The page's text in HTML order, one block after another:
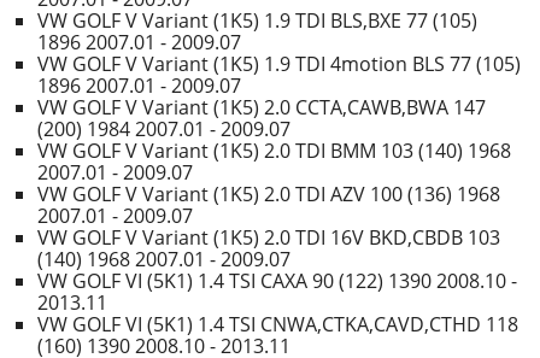
VW GOLF V Variant (1K5) 1.9 TDI BLS,BXE 77 (105)
1896 2007.01 - 2009.07
VW GOLF V Variant (1K5) 1.9 TDI 4motion BLS 77 (105)
1896 2007.01 - 2009.07
VW GOLF V Variant (1K5) 2.0 CCTA,CAWB,BWA 147
(200) 1984 2007.01 - 2009.07
VW GOLF V Variant (1K5) 2.0 TDI BMM 103 (140) 1968
2007.01 - 2009.07
VW GOLF V Variant (1K5) 2.0 TDI AZV 100 (136) 1968
2007.01 - 2009.07
VW GOLF V Variant (1K5) 2.0 TDI 16V BKD,CBDB 103
(140) 1968 2007.01 - 2009.07
VW GOLF VI (5K1) 1.4 TSI CAXA 90 (122) 1390 2008.10 -
2013.11
VW GOLF VI (5K1) 1.4 TSI CNWA,CTKA,CAVD,CTHD 118
(160) 1390 2008.10 - 2013.11